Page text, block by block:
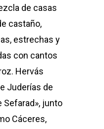
de casas
castaño,
estrechas y
con cantos
Hervás
Juderías de
Sefarad», junto
Cáceres,